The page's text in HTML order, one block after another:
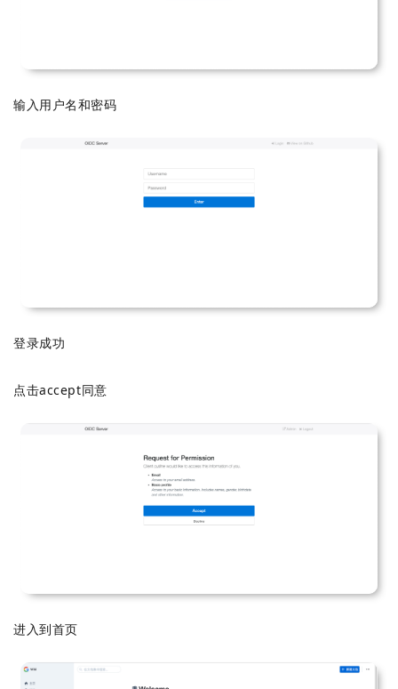
输入用户名和密码
登录成功
点击accept同意
进入到首页